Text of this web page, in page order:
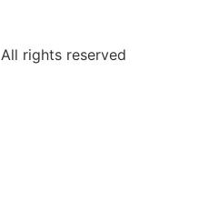
All rights reserved